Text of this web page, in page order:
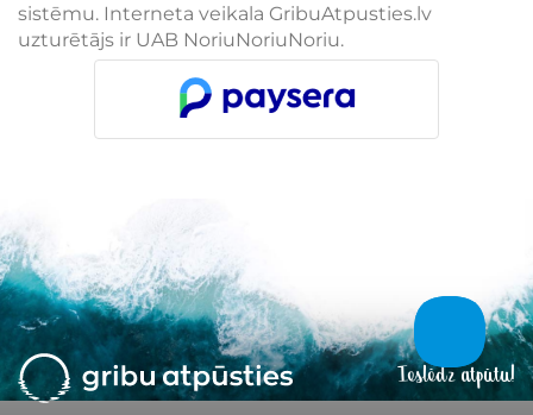
sistēmu. Interneta veikala GribuAtpusties.lv
uzturētājs ir UAB NoriuNoriuNoriu.
Ieslēdz atpūtu!